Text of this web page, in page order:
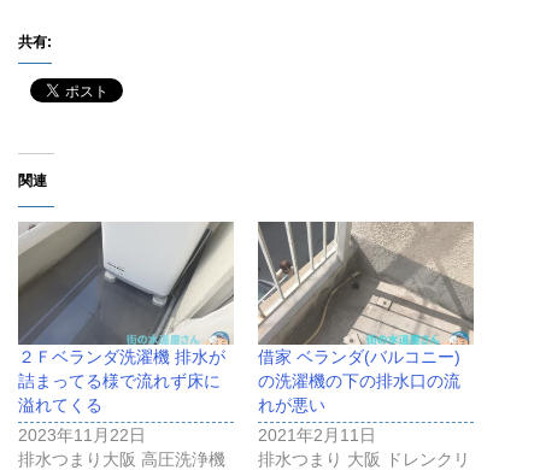
共有:
関連
２Ｆベランダ洗濯機 排水が
詰まってる様で流れず床に
溢れてくる
2023年11月22日
排水つまり大阪 高圧洗浄機
借家 ベランダ(バルコニー)
の洗濯機の下の排水口の流
れが悪い
2021年2月11日
排水つまり 大阪 ドレンクリ